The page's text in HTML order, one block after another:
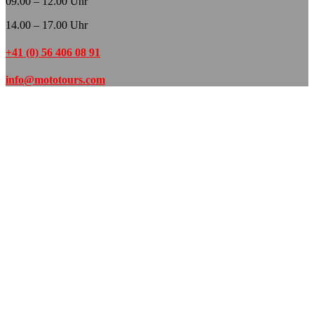
14.00 – 17.00 Uhr
+41 (0) 56 406 08 91
info@mototours.com